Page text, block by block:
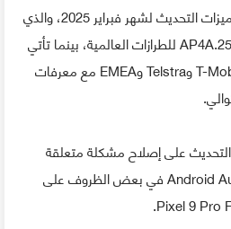
أوضح مدير مجتمع Google ميزات التحديث لشهر فبراير 2025، والذي
يحمل رقم الإصدار AP4A.250205.002 للطرازات العالمية، بينما تأتي
الأجهزة المتصلة بشركات T-Mobile وTelstra وEMEA مع معرفات
على إصلاح مشكلة متعلقة
بإخراج الصوت في تطبيق Android Auto في بعض الظروف على